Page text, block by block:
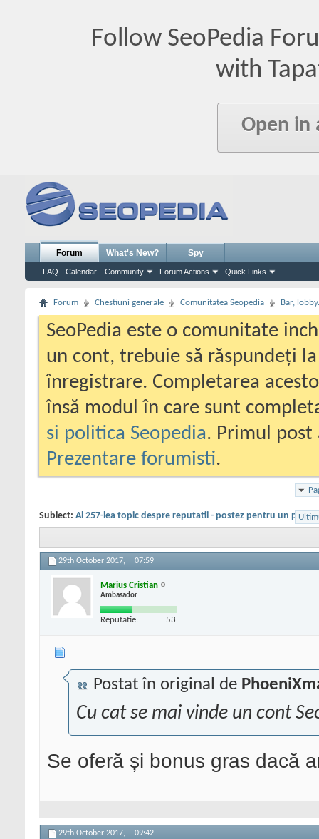
Follow SeoPedia
with
Open in
Forum
FAQ Calendar Community Forum Actions Quick Links
What's New? Spy
Forum Chestiuni generale Comunitatea Seopedia Bar,
SeoPedia este o comunitate
un cont, trebuie să răspundeți
înregistrare. Completarea
însă modul în care sunt
si politica Seopedia. Primul
Prezentare forumisti.
Subiect: Al 257-lea topic despre reputatii - postez pentru un
29th October 2017, 07:59
Marius Cristian
Ambasador
Reputatie: 53
Postat în original de
Cu cat se mai vinde un cont
Se oferă și bonus gras dacă
29th October 2017, 09:42